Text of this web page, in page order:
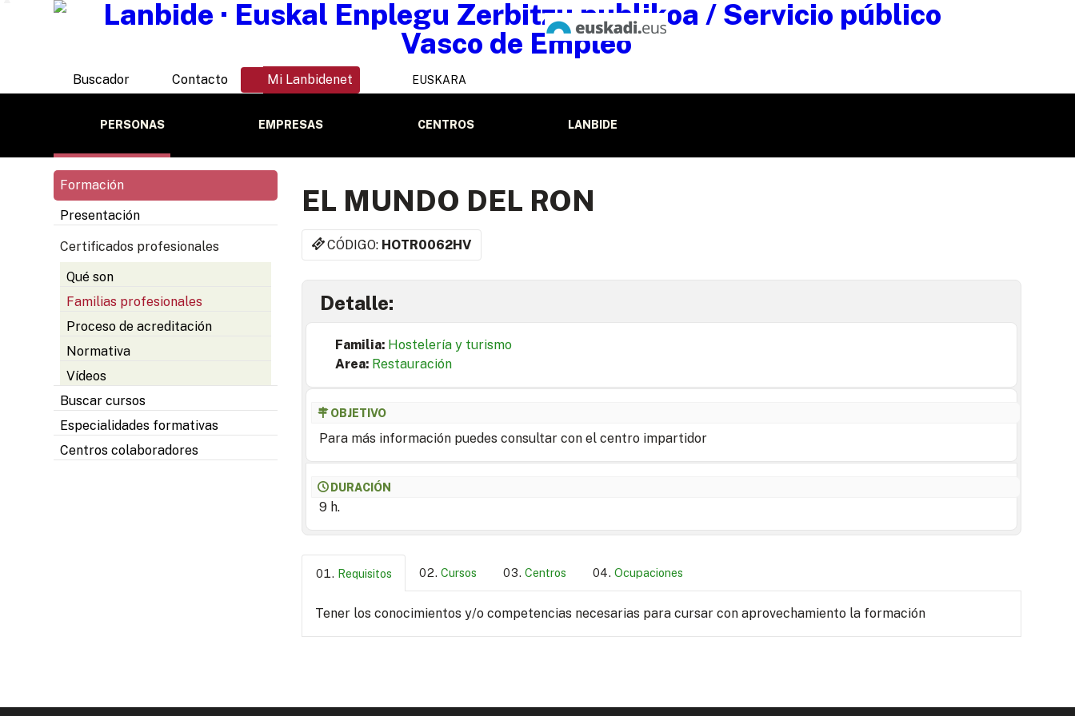
Buscador Contacto Mi Lanbidenet EUSKARA
PERSONAS EMPRESAS CENTROS LANBIDE
Formación
Presentación
Certificados profesionales
Qué son
Familias profesionales
Proceso de acreditación
Normativa
Vídeos
Buscar cursos
Especialidades formativas
Centros colaboradores
EL MUNDO DEL RON
CÓDIGO: HOTR0062HV
Detalle:
Familia: Hostelería y turismo
Area: Restauración
OBJETIVO
Para más información puedes consultar con el centro impartidor
DURACIÓN
9 h.
Requisitos Cursos Centros Ocupaciones
Tener los conocimientos y/o competencias necesarias para cursar con aprovechamiento la formación